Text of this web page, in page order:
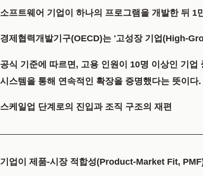
소프트웨어 기업이 하나의 프로그램을 개발한 뒤
경제협력개발기구(OECD)는 '고성장 기업(High-
공식 기준에 따르면, 고용 인원이 10명 이상인 기
시스템을 통해 연속적인 확장을 증명했다는 뜻이다.
스케일업 단계로의 진입과 조직 구조의 재편
기업이 제품-시장 적합성(Product-Market Fit,